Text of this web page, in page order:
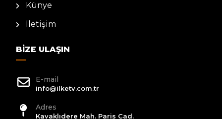
Künye
İletişim
BIZE ULAŞIN
E-mail
info@ilketv.com.tr
Adres
Kavaklıdere Mah. Paris Cad.